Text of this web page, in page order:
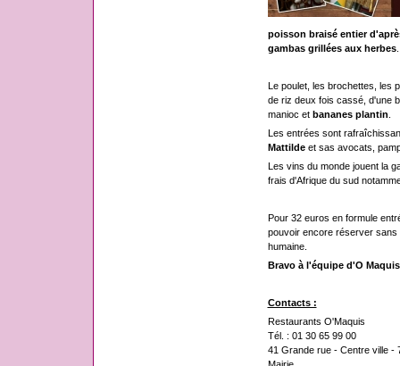
poisson braisé entier
gambas grillées aux herbes.
Le poulet, les brochettes, les
de riz deux fois cassé, d'une
manioc et bananes plantin
Les entrées sont
Mattildeet sas avocats,
Les vins du monde jouent la
frais d'Afrique du sud
Pour 32 euros en formule
pouvoir encore réserver sans
humaine.
Bravo à l'équipe d'O
Contacts :
Restaurants O'Maquis
Tél. : 01 30 65 99 00
41 Grande rue - Centre ville -